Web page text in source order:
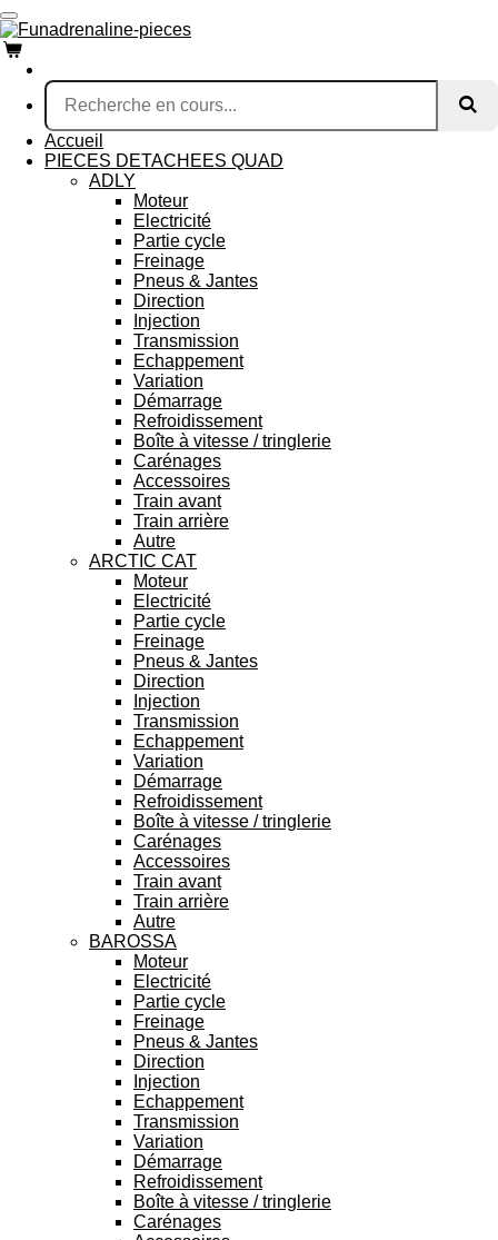
Passer
au
contenu
principal
Accueil
PIECES DETACHEES QUAD
ADLY
Moteur
Electricité
Partie cycle
Freinage
Pneus & Jantes
Direction
Injection
Transmission
Echappement
Variation
Démarrage
Refroidissement
Boîte à vitesse / tringlerie
Carénages
Accessoires
Train avant
Train arrière
Autre
ARCTIC CAT
Moteur
Electricité
Partie cycle
Freinage
Pneus & Jantes
Direction
Injection
Transmission
Echappement
Variation
Démarrage
Refroidissement
Boîte à vitesse / tringlerie
Carénages
Accessoires
Train avant
Train arrière
Autre
BAROSSA
Moteur
Electricité
Partie cycle
Freinage
Pneus & Jantes
Direction
Injection
Echappement
Transmission
Variation
Démarrage
Refroidissement
Boîte à vitesse / tringlerie
Carénages